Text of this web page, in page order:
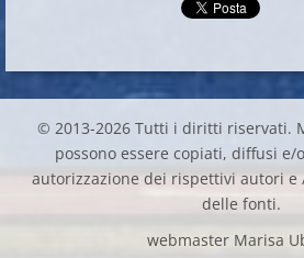
© 2013-2026 Tutti i diritti riservati.
possono essere copiati, diffusi
autorizzazione dei rispettivi autori e
delle fonti.
webmaster Marisa